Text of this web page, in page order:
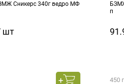
Сникерс 340г ведро МФ
шт
п
450 г